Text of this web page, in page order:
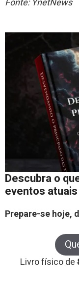
Descubra o
eventos atuais
Prepare-se hoje,
Livro físico de